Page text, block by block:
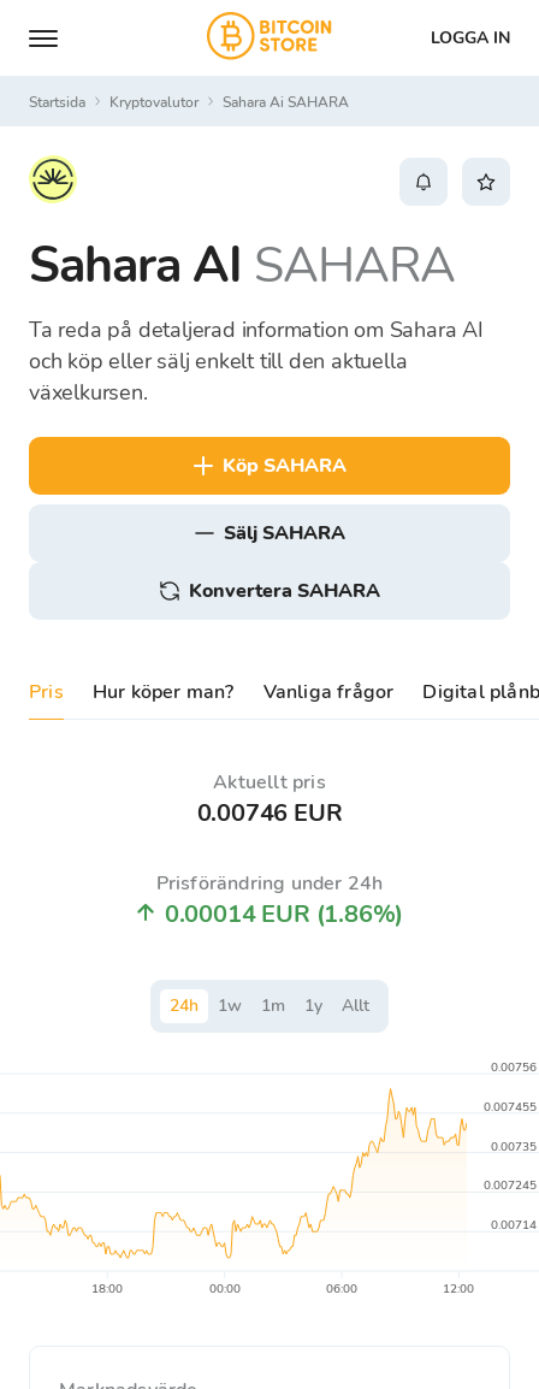
LOGGA IN
Startsida Kryptovalutor Sahara Ai SAHARA
Sahara AI SAHARA
Ta reda på detaljerad information om Sahara AI
och köp eller sälj enkelt till den aktuella
växelkursen.
köp SAHARA
sälj SAHARA
Konvertera SAHARA
Pris Hur köper man? Vanliga frågor Digital
Aktuellt pris
0.00746 EUR
Prisförändring under 24h
0.00014 EUR (1.86%)
24h 1w 1m 1y Allt
18:00 00:00 06:00 12:00
0.00714
0.007245
0.00735
0.007455
0.00756